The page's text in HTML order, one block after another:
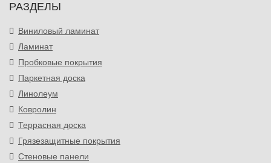
РАЗДЕЛЫ
Виниловый ламинат
Ламинат
Пробковые покрытия
Паркетная доска
Линолеум
Ковролин
Террасная доска
Грязезащитные покрытия
Стеновые панели